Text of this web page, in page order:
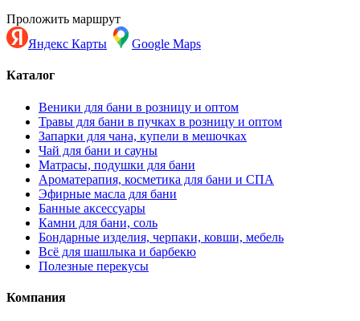
Проложить маршрут
Яндекс Карты
Google Maps
Каталог
Веники для бани в розницу и оптом
Травы для бани в пучках в розницу и оптом
Запарки для чана, купели в мешочках
Чай для бани и сауны
Матрасы, подушки для бани
Ароматерапия, косметика для бани и СПА
Эфирные масла для бани
Банные аксессуары
Камни для бани, соль
Бондарные изделия, черпаки, ковши, мебель
Всё для шашлыка и барбекю
Полезные перекусы
Компания